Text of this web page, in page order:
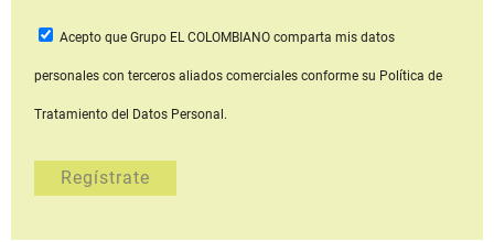
Acepto que Grupo EL COLOMBIANOcomparta mis datos
personales con terceros aliados comerciales conforme su Política de
Tratamiento del Datos Personal.